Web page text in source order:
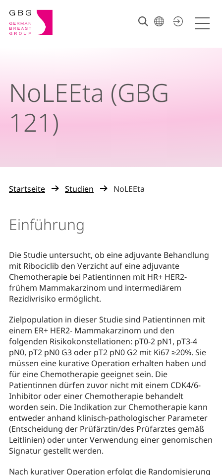
NoLEEta (GBG
121)
Startseite Studien NoLEEta
Einführung
Die Studie untersucht, ob eine adjuvante Behandlung
mit Ribociclib den Verzicht auf eine adjuvante
Chemotherapie bei Patientinnen mit HR+ HER2‑
frühem Mammakarzinom und intermediärem
Rezidivrisiko ermöglicht.
Zielpopulation in dieser Studie sind Patientinnen mit
einem ER+ HER2- Mammakarzinom und den
folgenden Risikokonstellationen: pT0‑2 pN1, pT3‑4
pN0, pT2 pN0 G3 oder pT2 pN0 G2 mit Ki67 ≥20%. Sie
müssen eine kurative Operation erhalten haben und
für eine Chemotherapie geeignet sein. Die
Patientinnen dürfen zuvor nicht mit einem CDK4/6-
Inhibitor oder einer Chemotherapie behandelt
worden sein. Die Indikation zur Chemotherapie kann
entweder anhand klinisch‑pathologischer Parameter
(Entscheidung der Prüfärztin/des Prüfarztes gemäß
Leitlinien) oder unter Verwendung einer genomischen
Signatur gestellt werden.
Nach kurativer Operation erfolgt die Randomisierung